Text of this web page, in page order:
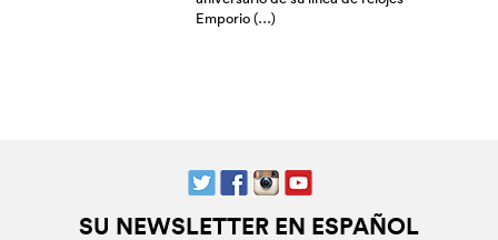
Emporio (…)
SU NEWSLETTER EN ESPAÑOL